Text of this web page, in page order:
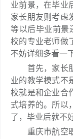
业前景，在毕业
家长朋友则考虑
等以后毕业前景
校的专业老师做
不妨详细多看一
首先，家长朋
业的教学模式不
校就是和企业合
式培养的。所以
了，毕业后就不
重庆市航空职